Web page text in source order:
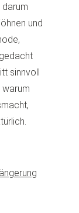
und
sinnvoll